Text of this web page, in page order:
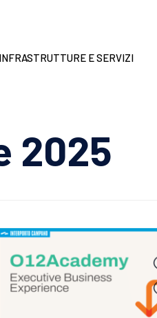
INFRASTRUTTURE E SERVIZI
2025